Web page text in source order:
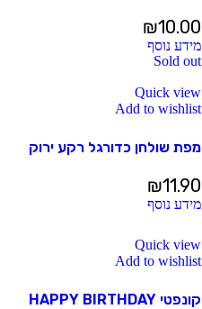
₪10.00
מידע נוסף
Sold out
Quick view
Add to wishlist
מפת שולחן כדורגל רקע ירוק
₪11.90
מידע נוסף
Quick view
Add to wishlist
קונפטי HAPPY BIRTHDAY